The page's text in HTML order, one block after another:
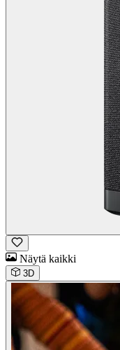
Näytä kaikki
3D